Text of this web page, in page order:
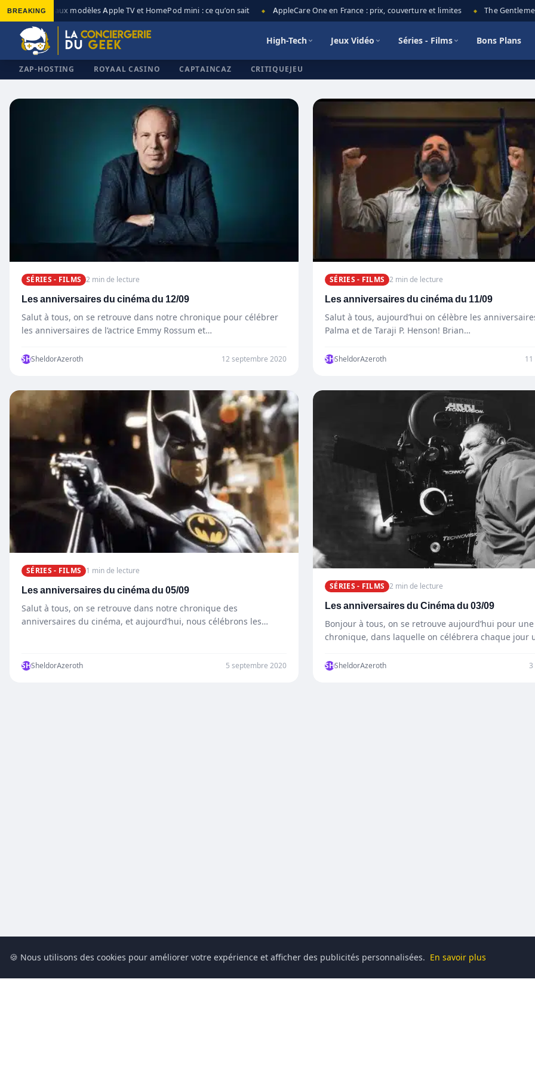
BREAKING
◆ Nouveaux modèles Apple TV et HomePod mini : ce qu’on sait AppleCare One en France : prix, couverture et limites The
High-Tech Jeux Vidéo Séries - Films Bons Plans
ZAP-HOSTING ROYAAL CASINO CAPTAINCAZ CRITIQUEJEU
✕
SÉRIES - FILMS 2 min de lecture
Les anniversaires du cinéma du 12/09
Salut à tous, on se retrouve dans notre chronique pour célébrer
les anniversaires de l’actrice Emmy Rossum et…
SHSheldorAzeroth 12 septembre 2020
SÉRIES - FILMS 2 min de lecture
Les anniversaires du cinéma du 11/09
Salut à tous, aujourd’hui on célèbre les
Palma et de Taraji P. Henson! Brian…
SHSheldorAzeroth
SÉRIES - FILMS 1 min de lecture
Les anniversaires du cinéma du 05/09
Salut à tous, on se retrouve dans notre chronique des
anniversaires du cinéma, et aujourd’hui, nous célébrons les…
SHSheldorAzeroth 5 septembre 2020
SÉRIES - FILMS 2 min de lecture
Les anniversaires du Cinéma du 03/09
Bonjour à tous, on se retrouve aujourd’hui pour
chronique, dans laquelle on célébrera chaque jour
SHSheldorAzeroth
🍪 Nous utilisons des cookies pour améliorer votre expérience et afficher des publicités personnalisées. En savoir plus